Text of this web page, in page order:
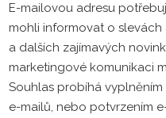
E-mailovou adresu
mohli informovat o
a dalších zajímavých
marketingové komunikaci
Souhlas probíhá
e-mailů, nebo potvrzením